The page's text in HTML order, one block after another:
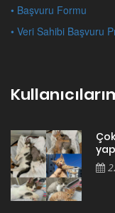
• Başvuru Formu
• Veri Sahibi Başvuru